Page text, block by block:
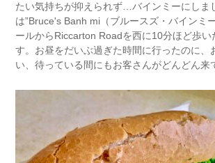
たい気持ちが抑えられず…バインミーにしま
は”Bruce's Banh mi（ブルースズ・バイン
ールからRiccarton Roadを西に10分ほど歩い
す。お昼をだいぶ過ぎた時間に行ったのに、
い、待っている間にもお客さんがどんどん来